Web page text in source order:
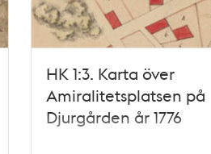
HK 1:3. Karta över
Amiralitetsplatsen på
Djurgården år 1776